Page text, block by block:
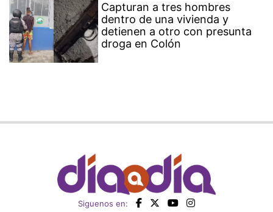
Capturan a tres hombres
dentro de una vivienda y
detienen a otro con presunta
droga en Colón
Siguenos en: